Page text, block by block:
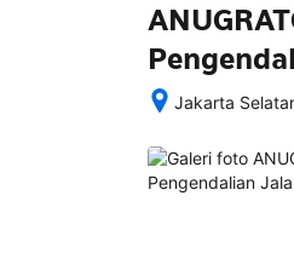
Jakarta
memesan,
semua
rincian